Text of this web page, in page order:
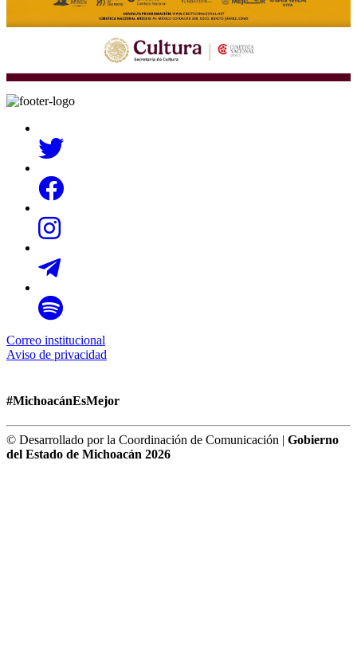
Correo institucional
Aviso de privacidad
#MichoacánEsMejor
© Desarrollado por la Coordinación de Comunicación | Gobierno
del Estado de Michoacán 2026